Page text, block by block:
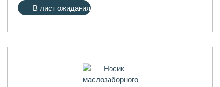
В лист ожидания